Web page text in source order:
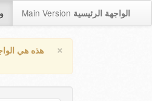
Main Version الواجهة الرئيسية
× هذه هي